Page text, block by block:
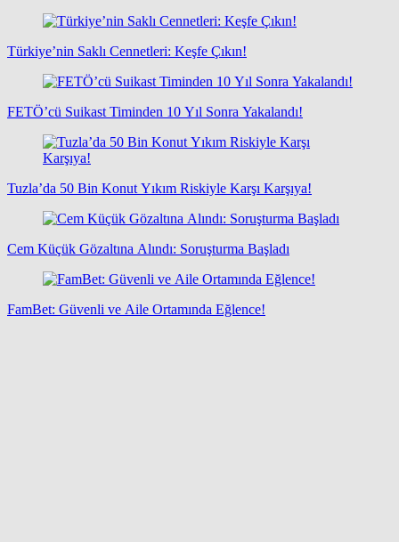
Türkiye’nin Saklı Cennetleri: Keşfe Çıkın!
FETÖ’cü Suikast Timinden 10 Yıl Sonra Yakalandı!
Tuzla’da 50 Bin Konut Yıkım Riskiyle Karşı Karşıya!
Cem Küçük Gözaltına Alındı: Soruşturma Başladı
FamBet: Güvenli ve Aile Ortamında Eğlence!